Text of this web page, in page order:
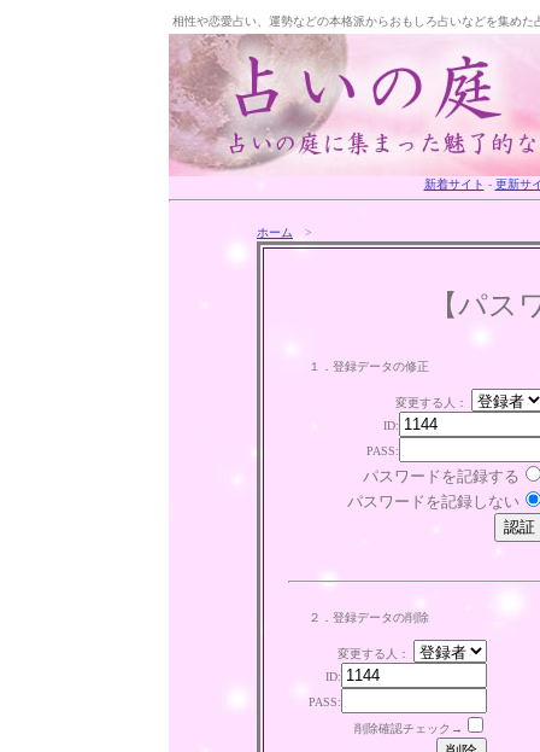
相性や恋愛占い、運勢などの本格派からおもしろ占いなどを集めた
新着サイト - 更新サ
ホーム >
【パス
１．登録データの修正
変更する人：
ID:
PASS:
パスワードを記録する
パスワードを記録しない
２．登録データの削除
変更する人：
ID:
PASS:
削除確認チェック→